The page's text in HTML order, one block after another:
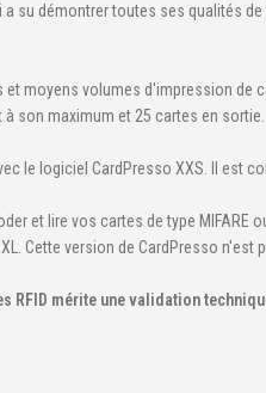
a su démontrer toutes ses qualités
moyens volumes d'impression de
son maximum et 25 cartes en sortie.
le logiciel CardPresso XXS. Il est
et lire vos cartes de type MIFARE
Cette version de CardPresso n'est
RFID mérite une validation